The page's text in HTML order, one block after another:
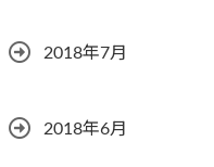
2018年7月
2018年6月